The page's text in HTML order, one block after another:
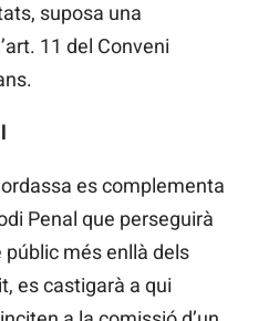
suposa una
11 del Conveni
es complementa
Penal que perseguirà
públic més enllà dels
es castigarà a qui